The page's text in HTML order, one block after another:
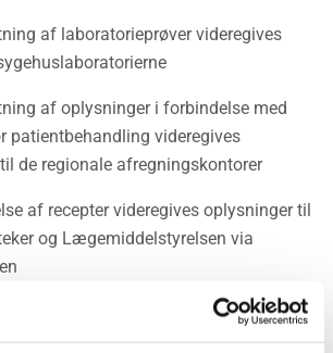
af laboratorieprøver videregives
af oplysninger i forbindelse med
patientbehandling videregives
de regionale afregningskontorer
af recepter videregives oplysninger til
og Lægemiddelstyrelsen via
til kliniske kvalitetsdatabaser